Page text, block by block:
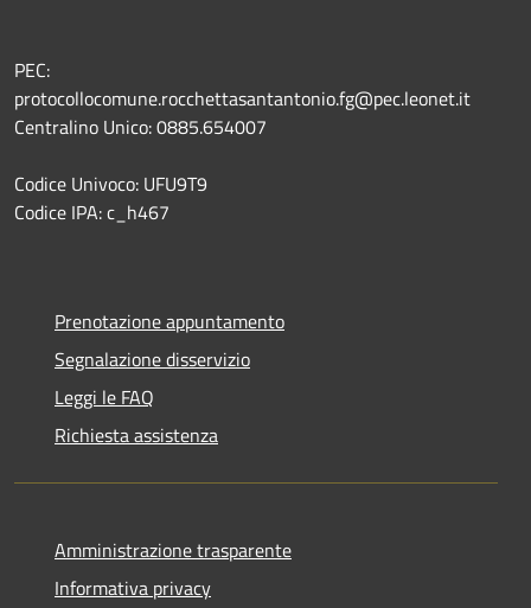
PEC:
protocollocomune.rocchettasantantonio.fg@pec.leonet.it
Centralino Unico: 0885.654007
Codice Univoco: UFU9T9
Codice IPA: c_h467
Prenotazione appuntamento
Segnalazione disservizio
Leggi le FAQ
Richiesta assistenza
Amministrazione trasparente
Informativa privacy